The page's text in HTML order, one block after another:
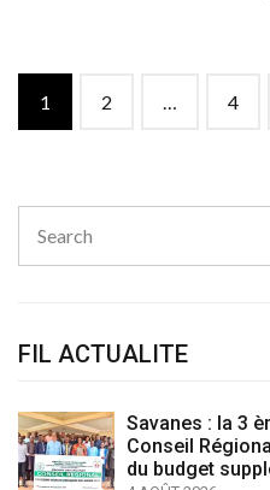
Posts
navigation
1 2 4
for:
FIL ACTUALITE
Savanes : la 3
Conseil
du budget